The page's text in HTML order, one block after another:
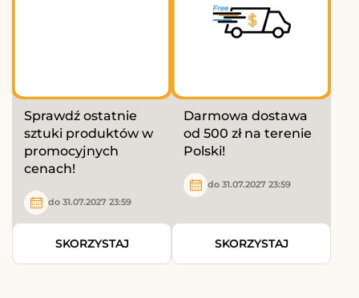
Sprawdź ostatnie
sztuki produktów w
promocyjnych
cenach!
do 31.07.2027 23:59
SKORZYSTAJ
Darmowa dostawa
od 500 zł na terenie
Polski!
do 31.07.2027 23:59
SKORZYSTAJ